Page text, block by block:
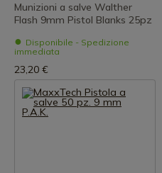
Munizioni a salve Walther
Flash 9mm Pistol Blanks 25pz
Disponibile - Spedizione
immediata
23,20 €